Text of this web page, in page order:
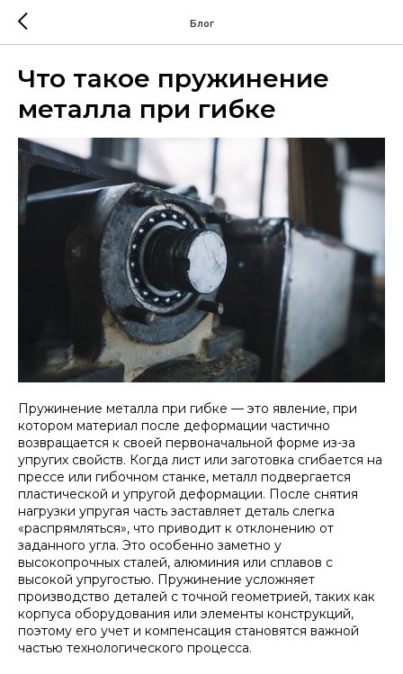
Блог
Что такое пружинение
металла при гибке
Пружинение металла при гибке — это явление, при
котором материал после деформации частично
возвращается к своей первоначальной форме из-за
упругих свойств. Когда лист или заготовка сгибается на
прессе или гибочном станке, металл подвергается
пластической и упругой деформации. После снятия
нагрузки упругая часть заставляет деталь слегка
«распрямляться», что приводит к отклонению от
заданного угла. Это особенно заметно у
высокопрочных сталей, алюминия или сплавов с
высокой упругостью. Пружинение усложняет
производство деталей с точной геометрией, таких как
корпуса оборудования или элементы конструкций,
поэтому его учет и компенсация становятся важной
частью технологического процесса.